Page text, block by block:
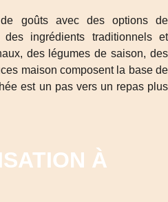
goûts avec des options de
ingrédients traditionnels et
des légumes de saison, des
maison composent la base de
est un pas vers un repas plus
À